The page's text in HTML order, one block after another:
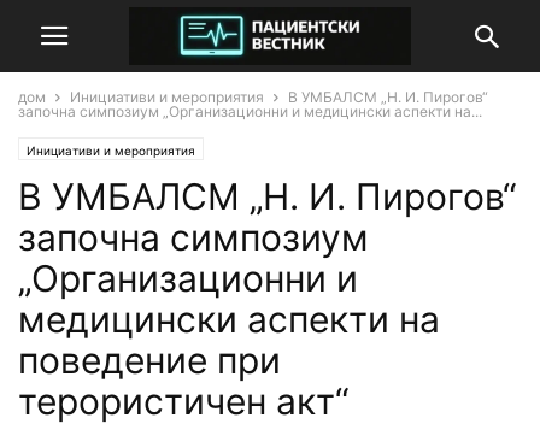
дом Инициативи и мероприятия
В УМБАЛСМ „Н. И. Пирогов“
започна симпозиум „Организационни и медицински аспекти на...
Инициативи и мероприятия
В УМБАЛСМ „Н. И. Пирогов“
започна симпозиум
„Организационни и
медицински аспекти на
поведение при
терористичен акт“